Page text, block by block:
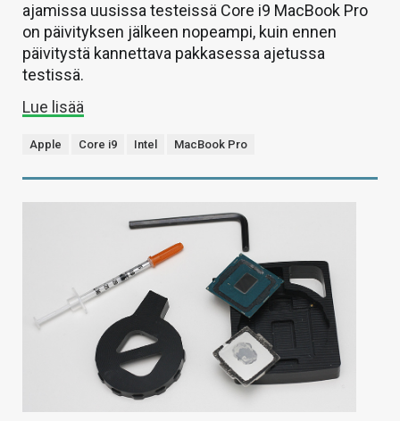
ajamissa uusissa testeissä Core i9 MacBook Pro
on päivityksen jälkeen nopeampi, kuin ennen
päivitystä kannettava pakkasessa ajetussa
testissä.
Lue lisää
Apple Core i9 Intel MacBook Pro